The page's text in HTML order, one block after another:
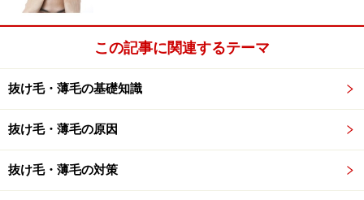
【関連記事】
「髪の毛を生やす効果大の体内物質IGF-1とは？」
ナマコも抜け毛予防に効果的？
見た目はグロテスクでも薄毛男性にとってはありがたい存在
に
この記事に関連するテーマ
抜け毛・薄毛の基礎知識
抜け毛・薄毛の原因
抜け毛・薄毛の対策